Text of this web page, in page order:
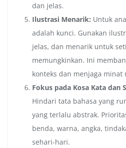
dan jelas.
Ilustrasi Menarik: Untuk
adalah kunci. Gunakan
jelas, dan menarik untuk
memungkinkan. Ini
konteks dan menjaga minat
Fokus pada Kosa Kata dan
Hindari tata bahasa yang
yang terlalu abstrak.
benda, warna, angka,
sehari-hari.